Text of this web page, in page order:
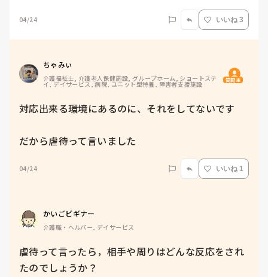
04/24 いいね 3
ちゃみぃ
介護福祉士, 介護老人保健施設, グループホーム, ショートステ
イ, デイサービス, 病院, ユニット型特養, 障害者支援施設 質問主
対応出来る環境にあるのに、それをしてないです
だから虐待って言いました
04/24 いいね 1
かいごビギナー
介護職・ヘルパー, デイサービス
虐待って言ったら，相手や周りはどんな反応をされ
たのでしょうか？